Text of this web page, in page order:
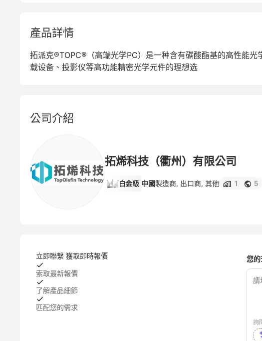
產品詳情
拓派克®TOPC®（高端光学PC）是一种含有碳酸酯基的高性能
载设备、投影仪等高功能精密光学元件的理想选
公司介紹
拓烯科技（衢州）有限公司
白金級 中國製造商, 出口商, 其他 1 5
立即聯繫 獲取即時報價
索取最新報價
了解產品細節
匹配您的需求
您的
詢